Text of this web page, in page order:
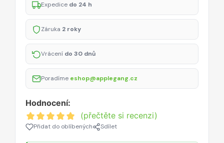
Expedice do 24 h
Záruka 2 roky
Vrácení do 30 dnů
Poradíme eshop@applegang.cz
Hodnocení:
(přečtěte si recenzi)
Přidat do oblíbených Sdílet